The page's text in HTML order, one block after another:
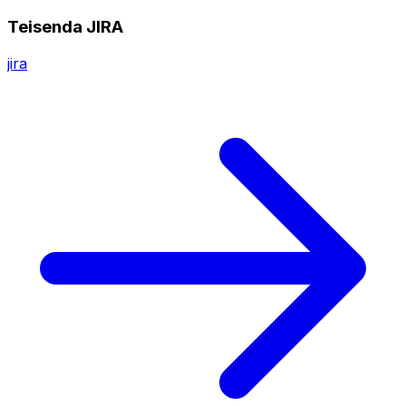
Teisenda JIRA
jira